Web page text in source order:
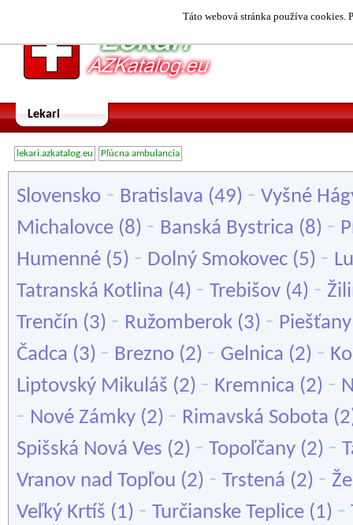
Táto webová stránka používa cookies.
Lekari
lekari.azkatalog.eu Pľúcna ambulancia
Slovensko - Bratislava (49) - Vyšné
Michalovce (8) - Banská Bystrica (8) -
Humenné (5) - Dolný Smokovec (5) -
Tatranská Kotlina (4) - Trebišov (4) -
Trenčín (3) - Ružomberok (3) - Piešťany
Čadca (3) - Brezno (2) - Gelnica (2) -
Liptovský Mikuláš (2) - Kremnica (2) -
- Nové Zámky (2) - Rimavská Sobota
Spišská Nová Ves (2) - Topoľčany (2) -
Vranov nad Topľou (2) - Trstená (2) -
Veľký Krtíš (1) - Turčianske Teplice (1) -